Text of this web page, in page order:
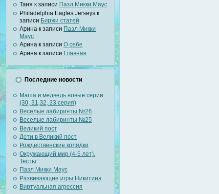
Таня к записи Пазл Микки Маус
Philadelphia Eagles Jerseys к
записи Биржи статей
Арина к записи Пазл Микки
Маус
Арина к записи О себе
Арина к записи Главная
Последние новости
Маша и медведь новые серии
(30, 31,32, 33 серия)
Веселые лабиринты №26
Веселые лабиринты №25
Великий пост
Дети в Великий пост
Рождественские колядки
Окружающий мир (4-5 лет).
Тесты
Пазл Микки Маус
Развивающие игры Никитина
Виртуальная агрессия